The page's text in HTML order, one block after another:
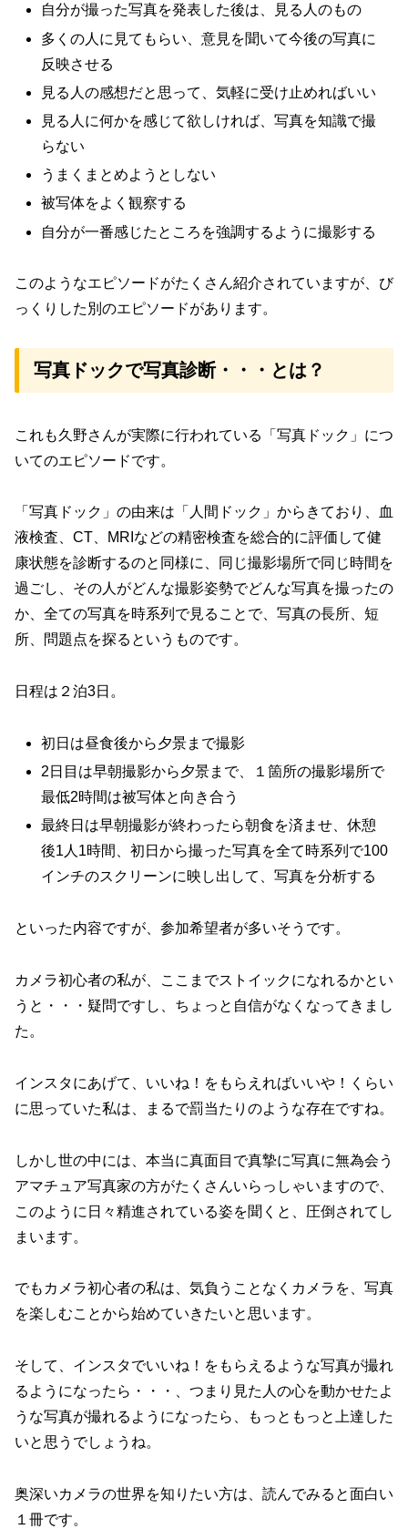
自分が撮った写真を発表した後は、見る人のもの
多くの人に見てもらい、意見を聞いて今後の写真に
反映させる
見る人の感想だと思って、気軽に受け止めればいい
見る人に何かを感じて欲しければ、写真を知識で撮
らない
うまくまとめようとしない
被写体をよく観察する
自分が一番感じたところを強調するように撮影する
このようなエピソードがたくさん紹介されていますが、び
っくりした別のエピソードがあります。
写真ドックで写真診断・・・とは？
これも久野さんが実際に行われている「写真ドック」につ
いてのエピソードです。
「写真ドック」の由来は「人間ドック」からきており、血
液検査、CT、MRIなどの精密検査を総合的に評価して健
康状態を診断するのと同様に、同じ撮影場所で同じ時間を
過ごし、その人がどんな撮影姿勢でどんな写真を撮ったの
か、全ての写真を時系列で見ることで、写真の長所、短
所、問題点を探るというものです。
日程は２泊3日。
初日は昼食後から夕景まで撮影
2日目は早朝撮影から夕景まで、１箇所の撮影場所で
最低2時間は被写体と向き合う
最終日は早朝撮影が終わったら朝食を済ませ、休憩
後1人1時間、初日から撮った写真を全て時系列で100
インチのスクリーンに映し出して、写真を分析する
といった内容ですが、参加希望者が多いそうです。
カメラ初心者の私が、ここまでストイックになれるかとい
うと・・・疑問ですし、ちょっと自信がなくなってきまし
た。
インスタにあげて、いいね！をもらえればいいや！くらい
に思っていた私は、まるで罰当たりのような存在ですね。
しかし世の中には、本当に真面目で真摯に写真に無為会う
アマチュア写真家の方がたくさんいらっしゃいますので、
このように日々精進されている姿を聞くと、圧倒されてし
まいます。
でもカメラ初心者の私は、気負うことなくカメラを、写真
を楽しむことから始めていきたいと思います。
そして、インスタでいいね！をもらえるような写真が撮れ
るようになったら・・・、つまり見た人の心を動かせたよ
うな写真が撮れるようになったら、もっともっと上達した
いと思うでしょうね。
奥深いカメラの世界を知りたい方は、読んでみると面白い
１冊です。